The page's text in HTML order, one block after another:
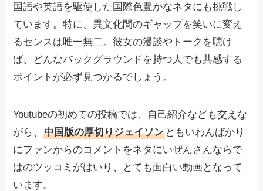
国語や英語を駆使した国際色豊かなネタにも挑戦し
ています。特に、異文化間のギャップを笑いに変え
るセンスは唯一無二。彼女の漫談やトークを聴け
ば、どんなバックグラウンドを持つ人でも共感する
ポイントが必ず見つかるでしょう。
Youtubeの初めての投稿では、自己紹介なども交えな
がら、中国版の厚切りジェイソン ともいわんばかり
にファンからのコメントをネタにいぜんさんならで
はのツッコミがはいり、とても面白い動画となって
います。